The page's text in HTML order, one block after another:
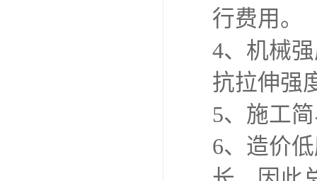
行费用。
4、机械
抗拉伸强
5、施工
6、造价